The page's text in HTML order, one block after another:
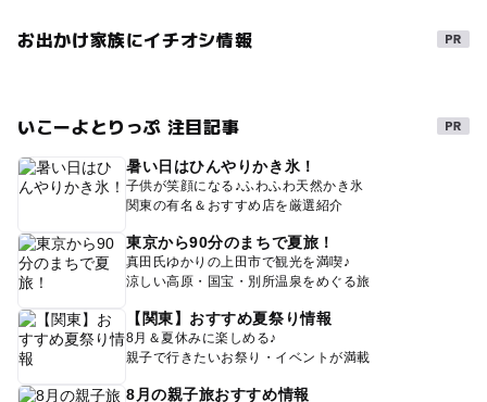
お出かけ家族にイチオシ情報
いこーよとりっぷ 注目記事
暑い日はひんやりかき氷！
子供が笑顔になる♪ふわふわ天然かき氷
関東の有名＆おすすめ店を厳選紹介
東京から90分のまちで夏旅！
真田氏ゆかりの上田市で観光を満喫♪
涼しい高原・国宝・別所温泉をめぐる旅
【関東】おすすめ夏祭り情報
8月＆夏休みに楽しめる♪
親子で行きたいお祭り・イベントが満載
8月の親子旅おすすめ情報